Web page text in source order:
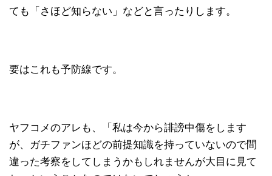
ても「さほど知らない」などと言ったりします。
要はこれも予防線です。
ヤフコメのアレも、「私は今から誹謗中傷をします
が、ガチファンほどの前提知識を持っていないので間
違った考察をしてしまうかもしれませんが大目に見て